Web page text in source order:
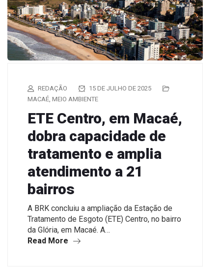
REDAÇÃO
15 DE JULHO DE 2025
MACAÉ, MEIO AMBIENTE
ETE Centro, em Macaé,
dobra capacidade de
tratamento e amplia
atendimento a 21
bairros
A BRK concluiu a ampliação da Estação de
Tratamento de Esgoto (ETE) Centro, no bairro
da Glória, em Macaé. A…
Read More